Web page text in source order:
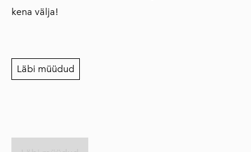
kena välja!
Läbi müüdud